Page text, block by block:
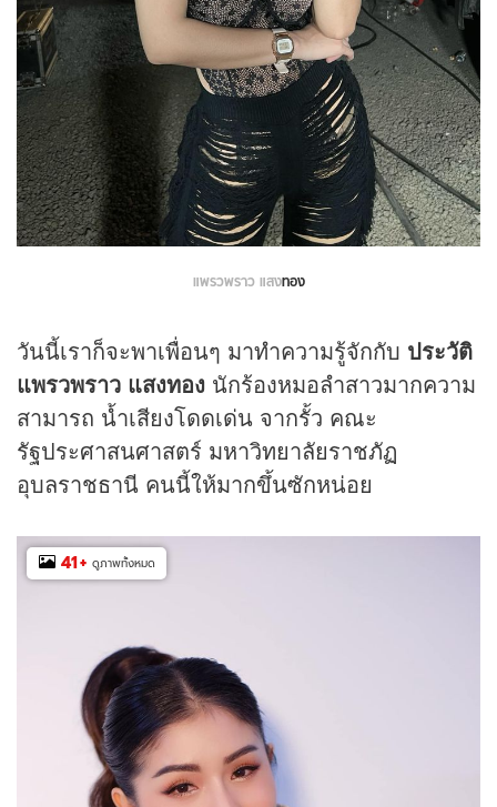
แพรวพราว แสงทอง
วันนี้เราก็จะพาเพื่อนๆ มาทำความรู้จักกับ ประวัติ
แพรวพราว แสงทอง นักร้องหมอลำสาวมากความ
สามารถ น้ำเสียงโดดเด่น จากรั้ว คณะ
รัฐประศาสนศาสตร์ มหาวิทยาลัยราชภัฏ
อุบลราชธานี คนนี้ให้มากขึ้นซักหน่อย
41+ ดูภาพทั้งหมด